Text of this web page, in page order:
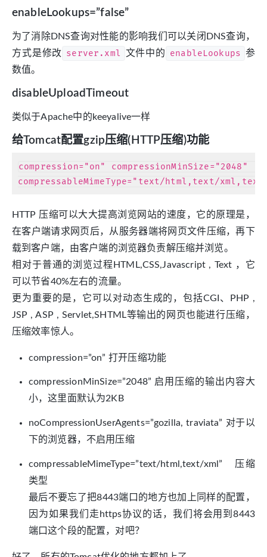
enableLookups=”false”
为了消除DNS查询对性能的影响我们可以关闭DNS查询，
方式是修改 server.xml 文件中的 enableLookups 参
数值。
disableUploadTimeout
类似于Apache中的keeyalive一样
给Tomcat配置gzip压缩(HTTP压缩)功能
compression="on"
HTTP 压缩可以大大提高浏览网站的速度，它的原理是，
在客户端请求网页后，从服务器端将网页文件压缩，再下
载到客户端，由客户端的浏览器负责解压缩并浏览。
相对于普通的浏览过程HTML,CSS,Javascript , Text ，它
可以节省40%左右的流量。
更为重要的是，它可以对动态生成的，包括CGI、PHP ,
JSP , ASP , Servlet,SHTML等输出的网页也能进行压缩，
压缩效率惊人。
compression=”on” 打开压缩功能
compressionMinSize=”2048” 启用压缩的输出内容大
小，这里面默认为2KB
noCompressionUserAgents=”gozilla, traviata” 对于以
下的浏览器，不启用压缩
compressableMimeType=”text/html,text/xml” 压缩
类型
最后不要忘了把8443端口的地方也加上同样的配置，
因为如果我们走https协议的话，我们将会用到8443
端口这个段的配置，对吧？